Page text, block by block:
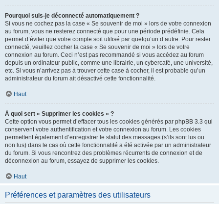
Pourquoi suis-je déconnecté automatiquement ?
Si vous ne cochez pas la case « Se souvenir de moi » lors de votre connexion
au forum, vous ne resterez connecté que pour une période prédéfinie. Cela
permet d’éviter que votre compte soit utilisé par quelqu’un d’autre. Pour rester
connecté, veuillez cocher la case « Se souvenir de moi » lors de votre
connexion au forum. Ceci n’est pas recommandé si vous accédez au forum
depuis un ordinateur public, comme une librairie, un cybercafé, une université,
etc. Si vous n’arrivez pas à trouver cette case à cocher, il est probable qu’un
administrateur du forum ait désactivé cette fonctionnalité.
Haut
À quoi sert « Supprimer les cookies » ?
Cette option vous permet d’effacer tous les cookies générés par phpBB 3.3 qui
conservent votre authentification et votre connexion au forum. Les cookies
permettent également d’enregistrer le statut des messages (s’ils sont lus ou
non lus) dans le cas où cette fonctionnalité a été activée par un administrateur
du forum. Si vous rencontrez des problèmes récurrents de connexion et de
déconnexion au forum, essayez de supprimer les cookies.
Haut
Préférences et paramètres des utilisateurs